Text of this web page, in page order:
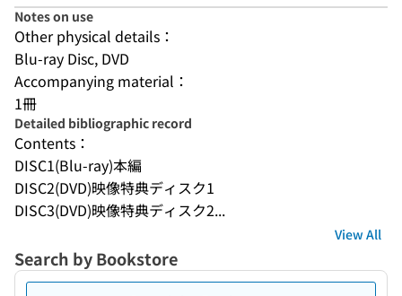
Notes on use
Other physical details：
Blu-ray Disc, DVD
Accompanying material：
1冊
Detailed bibliographic record
Contents：
DISC1(Blu-ray)本編
DISC2(DVD)映像特典ディスク1
DISC3(DVD)映像特典ディスク2...
View All
Search by Bookstore